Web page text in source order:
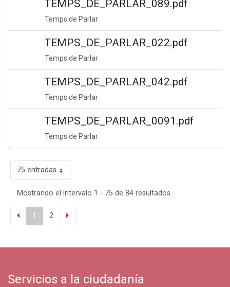
TEMPS_DE_PARLAR_089.pdf
Temps de Parlar
TEMPS_DE_PARLAR_022.pdf
Temps de Parlar
TEMPS_DE_PARLAR_042.pdf
Temps de Parlar
TEMPS_DE_PARLAR_0091.pdf
Temps de Parlar
75 entradas
Mostrando el intervalo 1 - 75 de 84 resultados.
1 2
Servicios a la ciudadanía